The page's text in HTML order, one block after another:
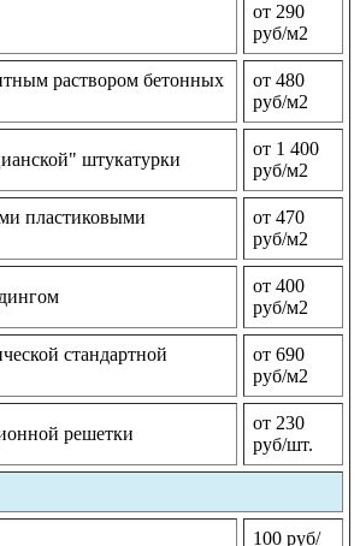
от 290
руб/м2
раствором бетонных
от 480
руб/м2
штукатурки
от 1 400
руб/м2
пластиковыми
от 470
руб/м2
от 400
руб/м2
стандартной
от 690
руб/м2
решетки
от 230
руб/шт.
100 руб/